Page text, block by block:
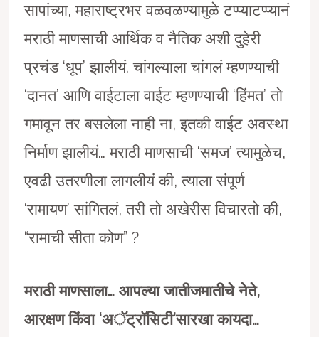
सापांच्या, महाराष्ट्रभर वळवळण्यामुळे टप्प्याटप्प्यानं
मराठी माणसाची आर्थिक व नैतिक अशी दुहेरी
प्रचंड ‘धूप’ झालीयं. चांगल्याला चांगलं म्हणण्याची
‘दानत’ आणि वाईटाला वाईट म्हणण्याची ‘हिंमत’ तो
गमावून तर बसलेला नाही ना, इतकी वाईट अवस्था
निर्माण झालीयं… मराठी माणसाची ‘समज’ त्यामुळेच,
एवढी उतरणीला लागलीयं की, त्याला संपूर्ण
‘रामायण’ सांगितलं, तरी तो अखेरीस विचारतो की,
“रामाची सीता कोण” ?
मराठी माणसाला… आपल्या जातीजमातीचेनेते,
आरक्षण किंवा ‘अॅट्रॉसिटी’सारखा कायदा…